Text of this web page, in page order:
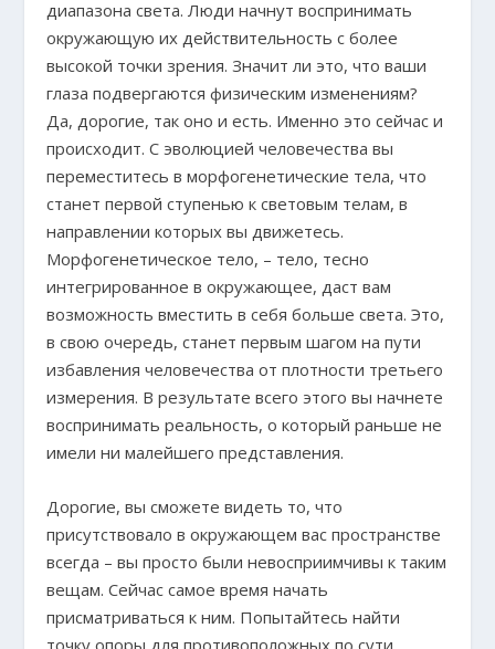
диапазона света. Люди начнут воспринимать
окружающую их действительность с более
высокой точки зрения. Значит ли это, что ваши
глаза подвергаются физическим изменениям?
Да, дорогие, так оно и есть. Именно это сейчас и
происходит. С эволюцией человечества вы
переместитесь в морфогенетические тела, что
станет первой ступенью к световым телам, в
направлении которых вы движетесь.
Морфогенетическое тело, – тело, тесно
интегрированное в окружающее, даст вам
возможность вместить в себя больше света. Это,
в свою очередь, станет первым шагом на пути
избавления человечества от плотности третьего
измерения. В результате всего этого вы начнете
воспринимать реальность, о который раньше не
имели ни малейшего представления.
Дорогие, вы сможете видеть то, что
присутствовало в окружающем вас пространстве
всегда – вы просто были невосприимчивы к таким
вещам. Сейчас самое время начать
присматриваться к ним. Попытайтесь найти